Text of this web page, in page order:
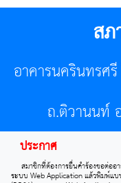
สภ
อาคารนครินทรศ
ถ.ติวานนท์
โทรศัพท์ 02-596-
ประกาศ
สมาชิกที่ต้องการยื่นคำร้องขอต่อ
ระบบ Web Application แล้วพิมพ์แบ